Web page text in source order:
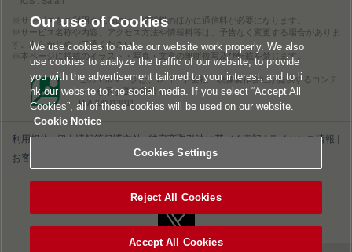
サービスをご利用されるには、情報料のほかに通信料が必要になります。
サービス名称や内容、アクセス方法や情報料等は、予告なく変更する場合がありま
す。あらかじめご了承ください。
本ページに掲載のイラスト・写真・文章の無断複写及び転載を禁じます。
このエルマークは、レコード会社・映像製作会社が提供するコンテ
ンツを示す登録商標です。
RIAJ00013011
利用規約|個人情報等保護方針|特定商取引法に基づく表記|ライセンス情報
お客様情報の外部送信について|Cookies Settings
Our use of Cookies
We use cookies to make our website work properly. We also
use cookies to analyze the traffic of our website, to provide
you with the advertisement tailored to your interest, and to li
nk our website to the social media. If you select “Accept All
Cookies”, all of these cookies will be used on our website.
Cookie Notice
Cookies Settings
Reject All Cookies
Accept All Cookies